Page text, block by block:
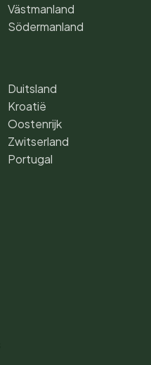
Västmanland
Södermanland
Duitsland
Kroatië
Oostenrijk
Zwitserland
Portugal